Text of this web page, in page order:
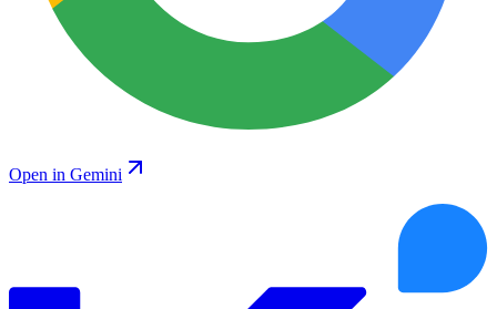
Open in Gemini